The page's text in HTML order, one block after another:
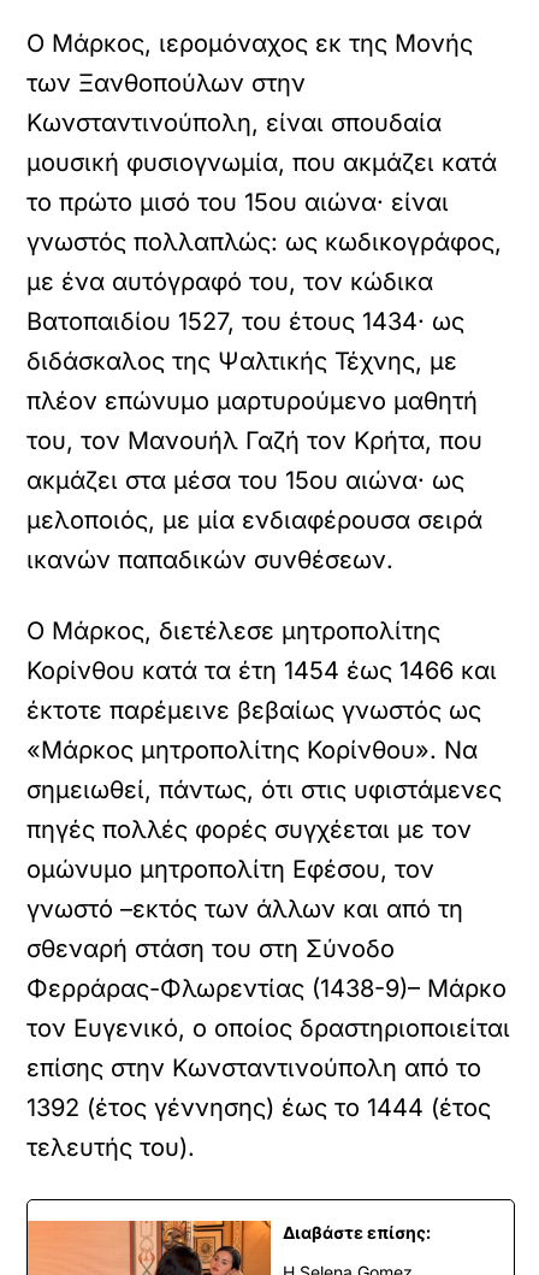
Ο Μάρκος, ιερομόναχος εκ της Μονής
των Ξανθοπούλων στην
Κωνσταντινούπολη, είναι σπουδαία
μουσική φυσιογνωμία, που ακμάζει κατά
το πρώτο μισό του 15ου αιώνα· είναι
γνωστός πολλαπλώς: ως κωδικογράφος,
με ένα αυτόγραφό του, τον κώδικα
Βατοπαιδίου 1527, του έτους 1434· ως
διδάσκαλος της Ψαλτικής Τέχνης, με
πλέον επώνυμο μαρτυρούμενο μαθητή
του, τον Μανουήλ Γαζή τον Κρήτα, που
ακμάζει στα μέσα του 15ου αιώνα· ως
μελοποιός, με μία ενδιαφέρουσα σειρά
ικανών παπαδικών συνθέσεων.
Ο Μάρκος, διετέλεσε μητροπολίτης
Κορίνθου κατά τα έτη 1454 έως 1466 και
έκτοτε παρέμεινε βεβαίως γνωστός ως
«Μάρκος μητροπολίτης Κορίνθου». Να
σημειωθεί, πάντως, ότι στις υφιστάμενες
πηγές πολλές φορές συγχέεται με τον
ομώνυμο μητροπολίτη Εφέσου, τον
γνωστό –εκτός των άλλων και από τη
σθεναρή στάση του στη Σύνοδο
Φερράρας-Φλωρεντίας (1438-9)– Μάρκο
τον Ευγενικό, ο οποίος δραστηριοποιείται
επίσης στην Κωνσταντινούπολη από το
1392 (έτος γέννησης) έως το 1444 (έτος
τελευτής του).
Διαβάστε επίσης: